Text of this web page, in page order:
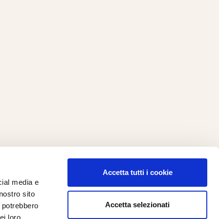
media e
sito
Accetta tutti i cookie
Accetta selezionati
162 srl